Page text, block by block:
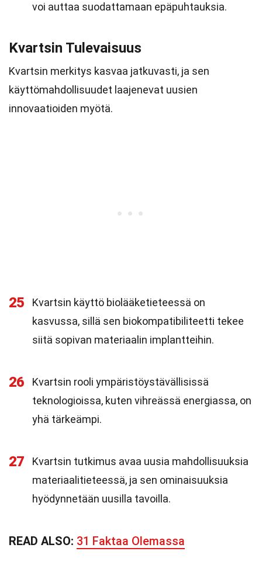
voi auttaa suodattamaan epäpuhtauksia.
Kvartsin Tulevaisuus
Kvartsin merkitys kasvaa jatkuvasti, ja sen
käyttömahdollisuudet laajenevat uusien
innovaatioiden myötä.
25
Kvartsin käyttö biolääketieteessä on
kasvussa, sillä sen biokompatibiliteetti tekee
siitä sopivan materiaalin implantteihin.
26
Kvartsin rooli ympäristöystävällisissä
teknologioissa, kuten vihreässä energiassa, on
yhä tärkeämpi.
27
Kvartsin tutkimus avaa uusia mahdollisuuksia
materiaalitieteessä, ja sen ominaisuuksia
hyödynnetään uusilla tavoilla.
READ ALSO: 31 Faktaa Olemassa